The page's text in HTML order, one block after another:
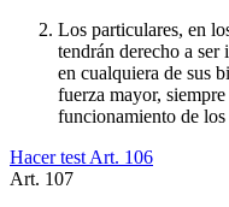
Los particulares, en
tendrán derecho a
en cualquiera de sus
fuerza mayor,
funcionamiento de
Hacer test Art. 106
Art. 107